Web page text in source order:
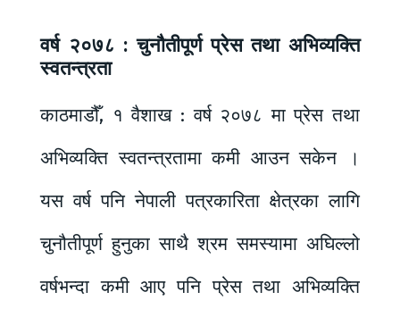
वर्ष २०७८ : चुनौतीपूर्ण प्रेस तथा अभिव्यक्ति
स्वतन्त्रता
काठमाडौँ, १ वैशाख : वर्ष २०७८ मा प्रेस तथा
अभिव्यक्ति स्वतन्त्रतामा कमी आउन सकेन ।
यस वर्ष पनि नेपाली पत्रकारिता क्षेत्रका लागि
चुनौतीपूर्ण हुनुका साथै श्रम समस्यामा अघिल्लो
वर्षभन्दा कमी आए पनि प्रेस तथा अभिव्यक्ति